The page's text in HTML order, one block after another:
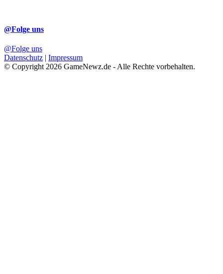
@Folge uns
@Folge uns
Datenschutz | Impressum
© Copyright 2026 GameNewz.de - Alle Rechte vorbehalten.